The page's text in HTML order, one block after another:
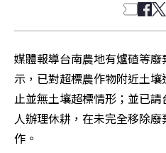
媒體報導台南農地有爐碴等
示，已對超標農作物附近土
止並無土壤超標情形；並已
人辦理休耕，在未完全移除
作。